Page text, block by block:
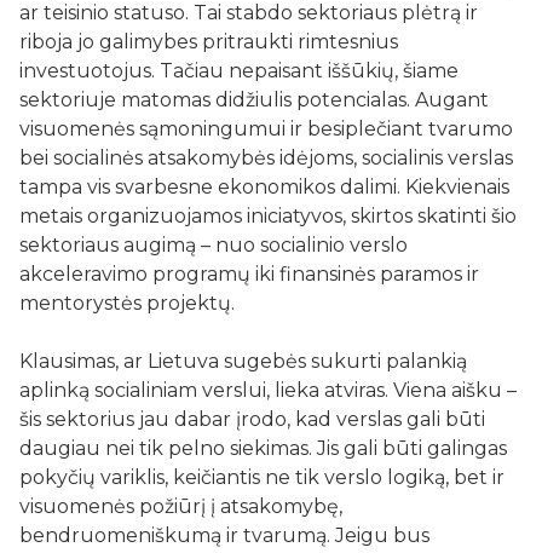
ar teisinio statuso. Tai stabdo sektoriaus plėtrą ir
riboja jo galimybes pritraukti rimtesnius
investuotojus. Tačiau nepaisant iššūkių, šiame
sektoriuje matomas didžiulis potencialas. Augant
visuomenės sąmoningumui ir besiplečiant tvarumo
bei socialinės atsakomybės idėjoms, socialinis verslas
tampa vis svarbesne ekonomikos dalimi. Kiekvienais
metais organizuojamos iniciatyvos, skirtos skatinti šio
sektoriaus augimą – nuo socialinio verslo
akceleravimo programų iki finansinės paramos ir
mentorystės projektų.
Klausimas, ar Lietuva sugebės sukurti palankią
aplinką socialiniam verslui, lieka atviras. Viena aišku –
šis sektorius jau dabar įrodo, kad verslas gali būti
daugiau nei tik pelno siekimas. Jis gali būti galingas
pokyčių variklis, keičiantis ne tik verslo logiką, bet ir
visuomenės požiūrį į atsakomybę,
bendruomeniškumą ir tvarumą. Jeigu bus